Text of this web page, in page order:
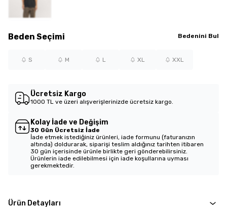
Beden Seçimi Bedenini Bul
S M L XL XXL
Ücretsiz Kargo
1000 TL ve üzeri alışverişlerinizde ücretsiz kargo.
Kolay İade ve Değişim
30 Gün Ücretsiz İade
İade etmek istediğiniz ürünleri, iade formunu (faturanızın
altında) doldurarak, siparişi teslim aldığınız tarihten itibaren
30 gün içerisinde ürünle birlikte geri gönderebilirsiniz.
Ürünlerin iade edilebilmesi için iade koşullarına uyması
gerekmektedir.
Ürün Detayları